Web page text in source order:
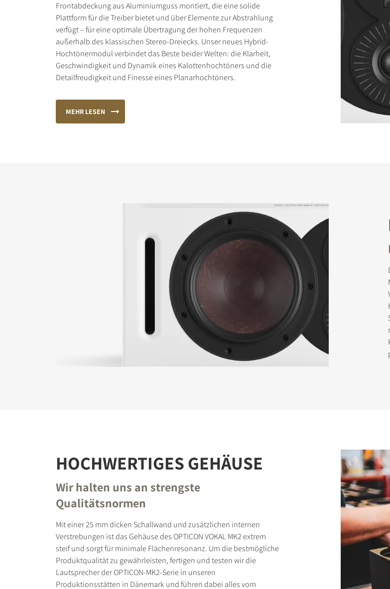
Frontabdeckung aus Aluminiumguss montiert, die eine solide
Plattform für die Treiber bietet und über Elemente zur Abstrahlung
verfügt – für eine optimale Übertragung der hohen Frequenzen
außerhalb des klassischen Stereo-Dreiecks. Unser neues Hybrid-
Hochtönermodul verbindet das Beste beider Welten: die Klarheit,
Geschwindigkeit und Dynamik eines Kalottenhochtöners und die
Detailfreudigkeit und Finesse eines Planarhochtöners.
MEHR LESEN
HOCHWERTIGES GEHÄUSE
Wir halten uns an strengste
Qualitätsnormen
Mit einer 25 mm dicken Schallwand und zusätzlichen internen
Verstrebungen ist das Gehäuse des OPTICON VOKAL MK2 extrem
steif und sorgt für minimale Flächenresonanz. Um die bestmögliche
Produktqualität zu gewährleisten, fertigen und testen wir die
Lautsprecher der OPTICON-MK2-Serie in unseren
Produktionsstätten in Dänemark und führen dabei alles vom